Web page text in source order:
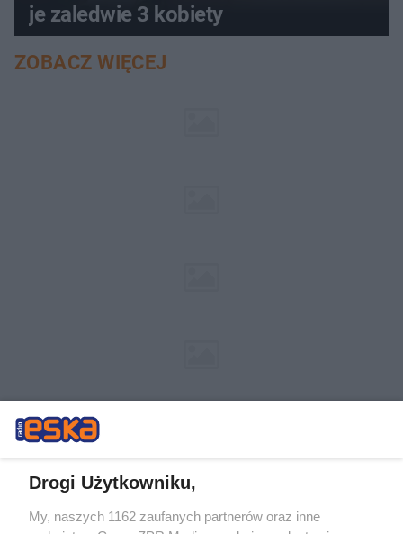
je zaledwie 3 kobiety
ZOBACZ WIĘCEJ
Drogi Użytkowniku,
My, naszych 1162 zaufanych partnerów oraz inne